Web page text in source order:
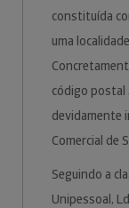
constituída
uma
código
devidamente
Comercial de
Seguindo a
Unipessoal,